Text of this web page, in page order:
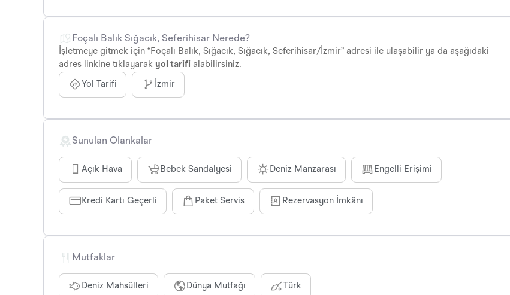
Foçalı Balık Sığacık, Seferihisar Nerede?
İşletmeye gitmek için “Foçalı Balık, Sığacık, Sığacık, Seferihisar/İzmir” adresi ile ulaşabilir ya da aşağıdaki
adres linkine tıklayarak yol tarifi alabilirsiniz.
Yol Tarifi İzmir
Sunulan Olankalar
Açık Hava Bebek Sandalyesi Deniz Manzarası Engelli Erişimi
Kredi Kartı Geçerli Paket Servis Rezervasyon İmkânı
Mutfaklar
Deniz Mahsülleri Dünya Mutfağı Türk